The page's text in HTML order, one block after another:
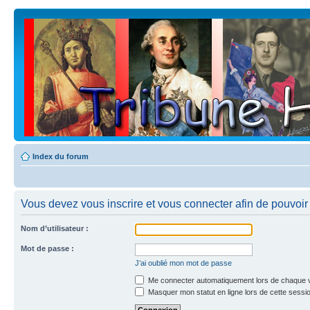
Index du forum
Vous devez vous inscrire et vous connecter afin de
Nom d’utilisateur :
Mot de passe :
J’ai oublié mon mot de passe
Me connecter automatiquement lors de chaque
Masquer mon statut en ligne lors de cette